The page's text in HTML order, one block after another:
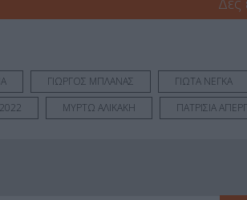
ΓΙΩΡΓΟΣ ΜΠΛΑΝΑΣ
ΓΙΩΤΑ ΝΕΓΚΑ
ΜΥΡΤΩ ΑΛΙΚΑΚΗ ΠΑΤΡΙΣΙΑ